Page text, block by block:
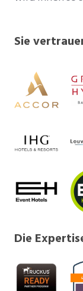
Sie
Die